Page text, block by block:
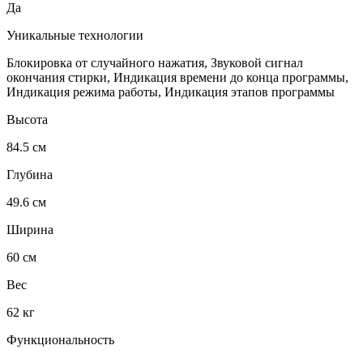
Да
Уникальные технологии
Блокировка от случайного нажатия, Звуковой сигнал
окончания стирки, Индикация времени до конца программы,
Индикация режима работы, Индикация этапов программы
Высота
84.5 см
Глубина
49.6 см
Ширина
60 см
Вес
62 кг
Функциональность